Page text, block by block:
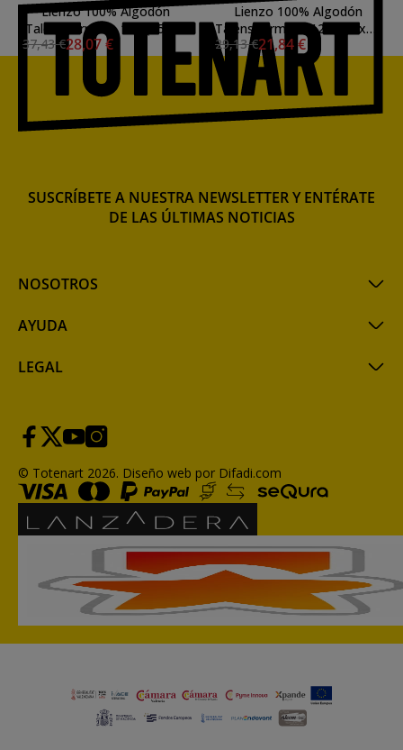
Lienzo 100% Algodón
Talens formato 15F (65x54
cm) *
37,43 €28,07 €
Lienzo 100% Algodón
Talens formato 12M (61x38
cm) *
29,13 €21,84 €
NOSOTROS
AYUDA
LEGAL
SUSCRÍBETE A NUESTRA NEWSLETTER Y ENTÉRATE
DE LAS ÚLTIMAS NOTICIAS
© Totenart 2026. Diseño web por Difadi.com